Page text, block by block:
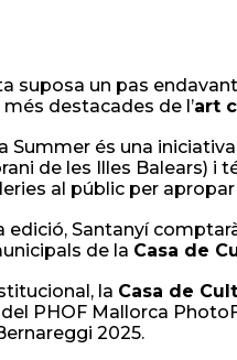
suposa un pas
destacades de l’art
Summer és una
de les Illes Balears) i
al públic per
edició, Santanyí
de la Casa de
la Casa de
PHOF Mallorca
2025.